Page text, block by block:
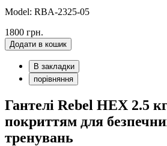
Model: RBA-2325-05
1800 грн.
Додати в кошик
В закладки
порівняння
Гантелі Rebel HEX 2.5
покриттям для
тренувань